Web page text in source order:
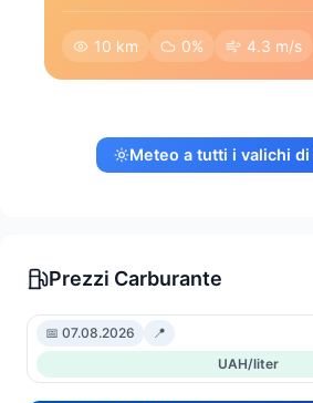
10 km 0% 4.3 m/s
Meteo a tutti i valichi
Prezzi Carburante
📅 07.08.2026
📍
UAH/liter